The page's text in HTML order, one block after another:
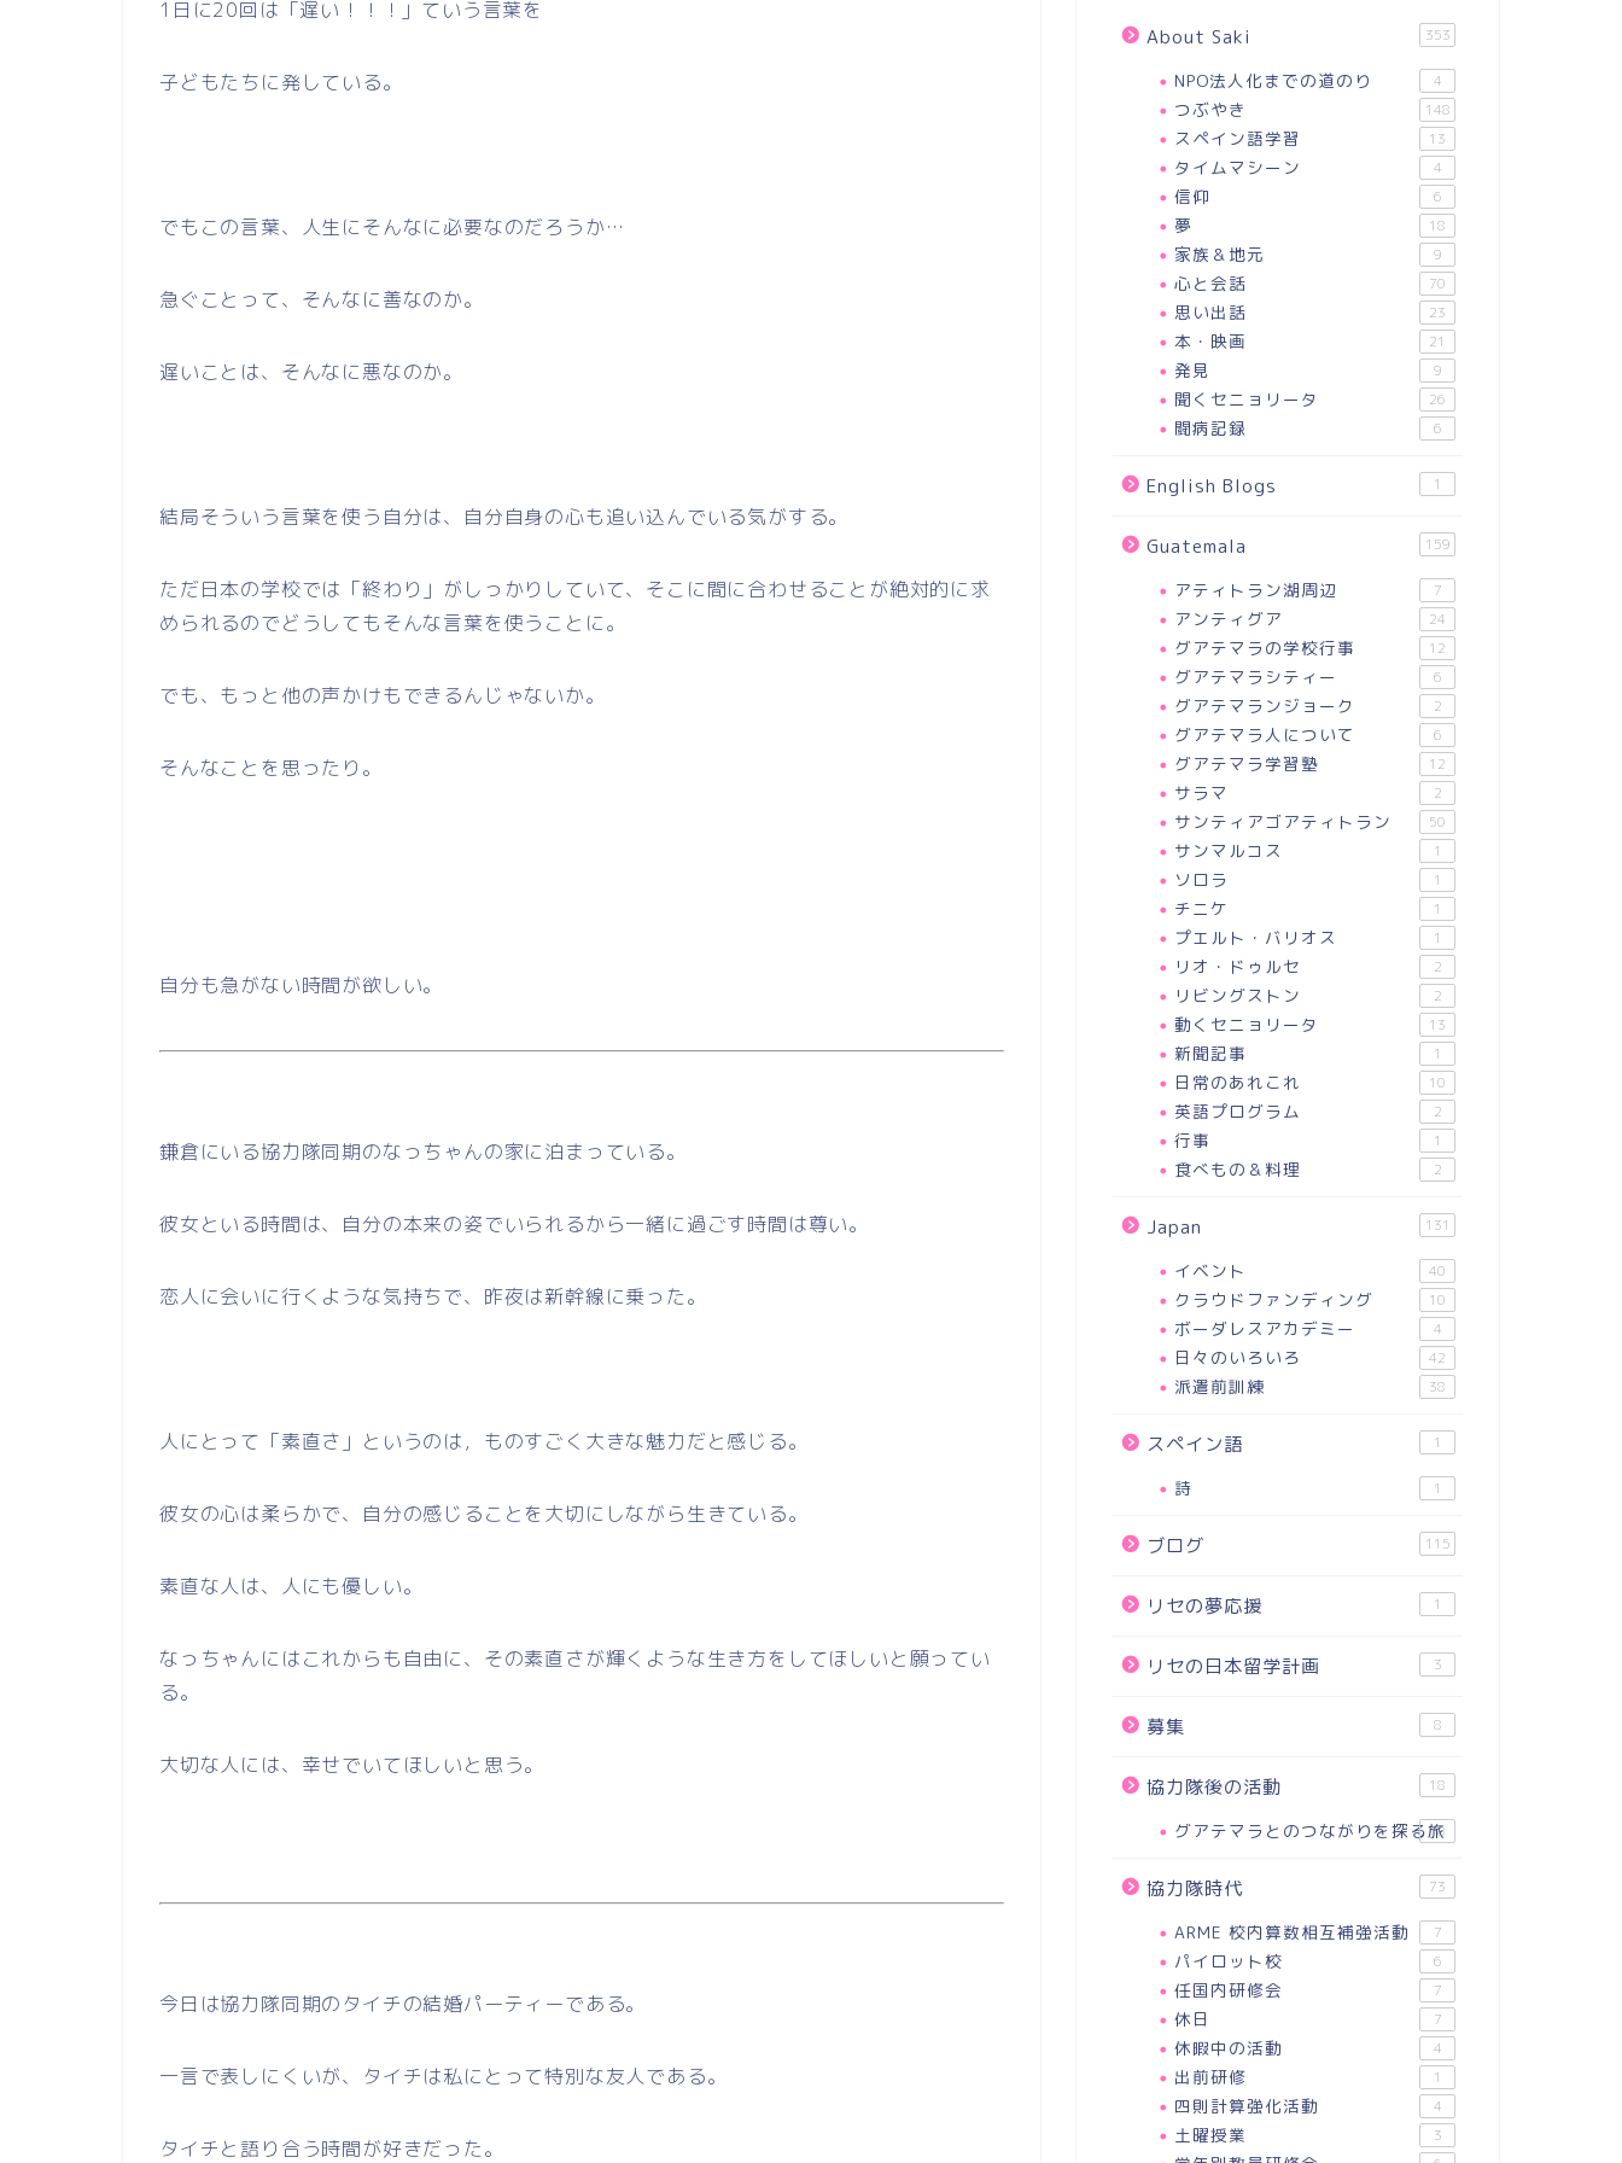
1日に20回は「遅い！！！」ていう言葉を
子どもたちに発している。
でもこの言葉、人生にそんなに必要なのだろうか…
急ぐことって、そんなに善なのか。
遅いことは、そんなに悪なのか。
結局そういう言葉を使う自分は、自分自身の心も追い込んでいる気がする。
ただ日本の学校では「終わり」がしっかりしていて、そこに間に合わせることが絶対的に求
められるのでどうしてもそんな言葉を使うことに。
でも、もっと他の声かけもできるんじゃないか。
そんなことを思ったり。
自分も急がない時間が欲しい。
鎌倉にいる協力隊同期のなっちゃんの家に泊まっている。
彼女といる時間は、自分の本来の姿でいられるから一緒に過ごす時間は尊い。
恋人に会いに行くような気持ちで、昨夜は新幹線に乗った。
人にとって「素直さ」というのは，ものすごく大きな魅力だと感じる。
彼女の心は柔らかで、自分の感じることを大切にしながら生きている。
素直な人は、人にも優しい。
なっちゃんにはこれからも自由に、その素直さが輝くような生き方をしてほしいと願ってい
る。
大切な人には、幸せでいてほしいと思う。
今日は協力隊同期のタイチの結婚パーティーである。
一言で表しにくいが、タイチは私にとって特別な友人である。
タイチと語り合う時間が好きだった。
About Saki 353
NPO法人化までの道のり 4
つぶやき 148
スペイン語学習 13
タイムマシーン 4
信仰 6
夢 18
家族＆地元 9
心と会話 70
思い出話 23
本・映画 21
発見 9
聞くセニョリータ 26
闘病記録 6
English Blogs 1
Guatemala 159
アティトラン湖周辺 7
アンティグア 24
グアテマラの学校行事 12
グアテマラシティー 6
グアテマランジョーク 2
グアテマラ人について 6
グアテマラ学習塾 12
サラマ 2
サンティアゴアティトラン 50
サンマルコス 1
ソロラ 1
チニケ 1
プエルト・バリオス 1
リオ・ドゥルセ 2
リビングストン 2
動くセニョリータ 13
新聞記事 1
日常のあれこれ 10
英語プログラム 2
行事 1
食べもの＆料理 2
Japan 131
イベント 40
クラウドファンディング 10
ボーダレスアカデミー 4
日々のいろいろ 42
派遣前訓練 38
スペイン語 1
詩 1
ブログ 115
リセの夢応援 1
リセの日本留学計画 3
募集 8
協力隊後の活動 18
グアテマラとのつながりを探る旅
18
協力隊時代 73
ARME 校内算数相互補強活動 7
パイロット校 6
任国内研修会 7
休日 7
休暇中の活動 4
出前研修 1
四則計算強化活動 4
土曜授業 3